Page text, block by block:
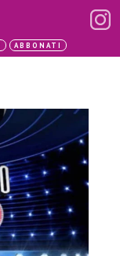
ABBONATI